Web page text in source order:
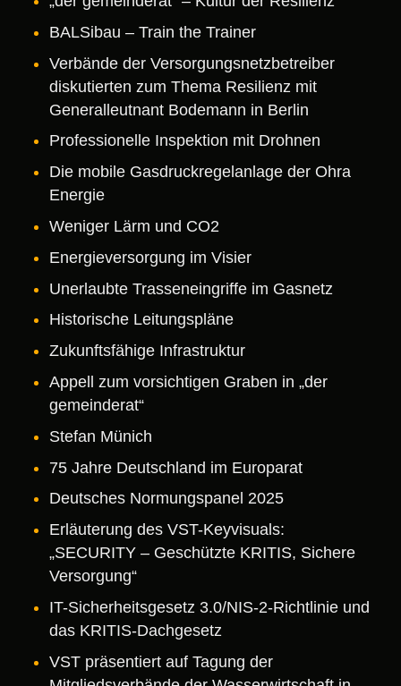
BALSibau – Train the Trainer
Verbände der Versorgungsnetzbetreiber
diskutierten zum Thema Resilienz mit
Generalleutnant Bodemann in Berlin
Professionelle Inspektion mit Drohnen
Die mobile Gasdruckregelanlage der Ohra
Energie
Weniger Lärm und CO2
Energieversorgung im Visier
Unerlaubte Trasseneingriffe im Gasnetz
Historische Leitungspläne
Zukunftsfähige Infrastruktur
Appell zum vorsichtigen Graben in „der
gemeinderat“
Stefan Münich
75 Jahre Deutschland im Europarat
Deutsches Normungspanel 2025
Erläuterung des VST-Keyvisuals:
„SECURITY – Geschützte KRITIS, Sichere
Versorgung“
IT-Sicherheitsgesetz 3.0/NIS-2-Richtlinie und
das KRITIS-Dachgesetz
VST präsentiert auf Tagung der